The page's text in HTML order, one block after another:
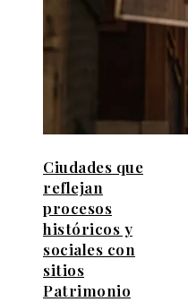
Ciudades que
reflejan
procesos
históricos y
sociales con
sitios
Patrimonio